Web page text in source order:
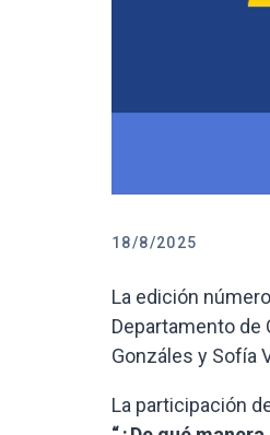
18/8/2025
La edición
Departamento de
Gonzáles y Sofía
La participación